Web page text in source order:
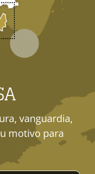
vanguardia,
motivo para